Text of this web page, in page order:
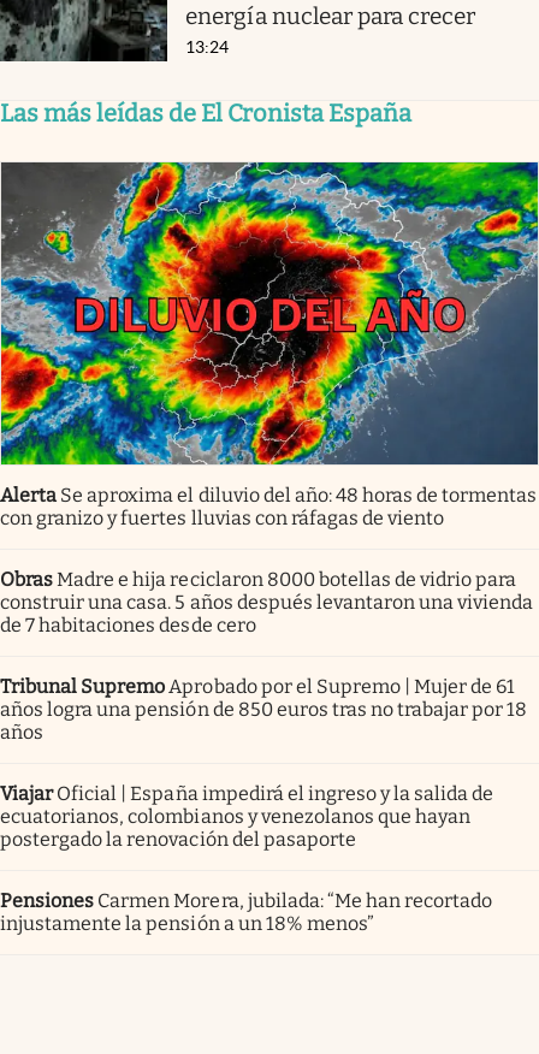
energía nuclear para crecer
13:24
Las más leídas de El Cronista España
Alerta Se aproxima el diluvio del año: 48 horas de tormentas
con granizo y fuertes lluvias con ráfagas de viento
ObrasMadre e hija reciclaron 8000 botellas de vidrio para
construir una casa. 5 años después levantaron una vivienda
de 7 habitaciones desde cero
Tribunal Supremo Aprobado por el Supremo | Mujer de 61
años logra una pensión de 850 euros tras no trabajar por 18
años
Viajar Oficial | España impedirá el ingreso y la salida de
ecuatorianos, colombianos y venezolanos que hayan
postergado la renovación del pasaporte
Pensiones Carmen Morera, jubilada: “Me han recortado
injustamente la pensión a un 18% menos”